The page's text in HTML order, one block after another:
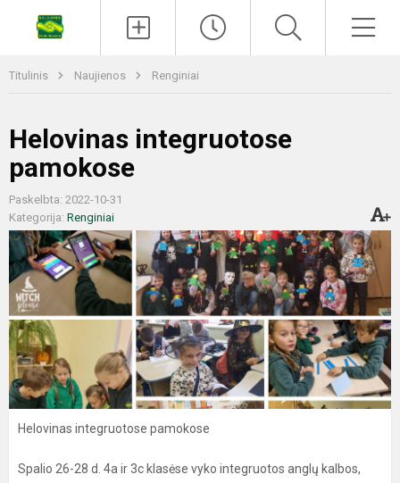
Titulinis Naujienos Renginiai
​​​​​​​Helovinas integruotose
pamokose
Paskelbta: 2022-10-31
Kategorija: Renginiai
Helovinas integruotose pamokose
Spalio 26-28 d. 4a ir 3c klasėse vyko integruotos anglų kalbos,